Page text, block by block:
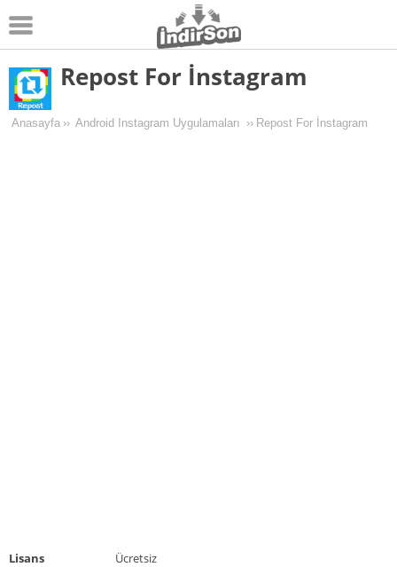
Android
Pc Oyunları
Repost For İnstagram
Anasayfa ›› Android Instagram Uygulamaları ›› Repost For İnstagram
Lisans
Ücretsiz